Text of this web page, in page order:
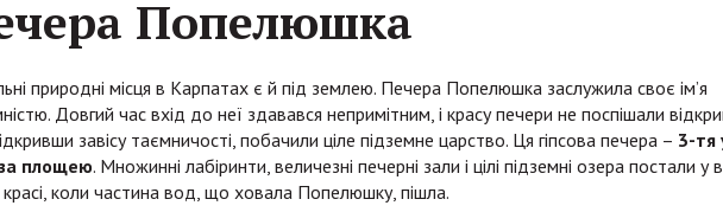
Попелюшка
природні місця в Карпатах є й під землею. Печера Попелюшка заслужила своє ім’я
Довгий час вхід до неї здавався непримітним, і красу печери не поспішали
завісу таємничості, побачили ціле підземне царство. Ця гіпсова печера – 3-тя
за площею. Множинні лабіринти, величезні печерні зали і цілі підземні озера постали у
красі, коли частина вод, що ховала Попелюшку, пішла.